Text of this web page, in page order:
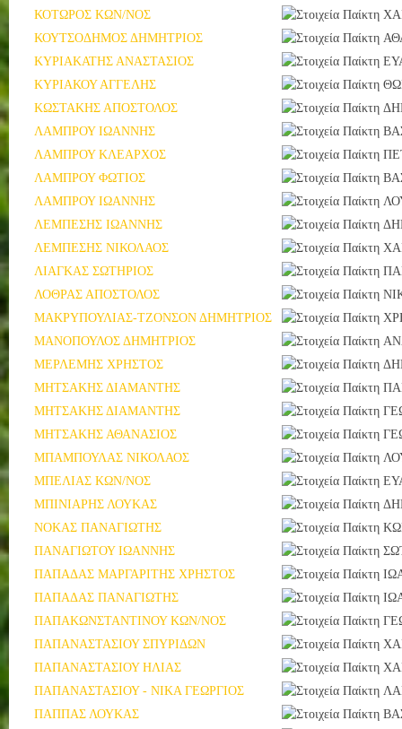
ΚΟΤΩΡΟΣ ΚΩΝ/ΝΟΣ
ΚΟΥΤΣΟΔΗΜΟΣ ΔΗΜΗΤΡΙΟΣ
ΚΥΡΙΑΚΑΤΗΣ ΑΝΑΣΤΑΣΙΟΣ
ΚΥΡΙΑΚΟΥ ΑΓΓΕΛΗΣ
ΚΩΣΤΑΚΗΣ ΑΠΟΣΤΟΛΟΣ
ΛΑΜΠΡΟΥ ΙΩΑΝΝΗΣ
ΛΑΜΠΡΟΥ ΚΛΕΑΡΧΟΣ
ΛΑΜΠΡΟΥ ΦΩΤΙΟΣ
ΛΑΜΠΡΟΥ ΙΩΑΝΝΗΣ
ΛΕΜΠΕΣΗΣ ΙΩΑΝΝΗΣ
ΛΕΜΠΕΣΗΣ ΝΙΚΟΛΑΟΣ
ΛΙΑΓΚΑΣ ΣΩΤΗΡΙΟΣ
ΛΟΘΡΑΣ ΑΠΟΣΤΟΛΟΣ
ΜΑΚΡΥΠΟΥΛΙΑΣ-ΤΖΟΝΣΟΝ ΔΗΜΗΤΡΙΟΣ
ΜΑΝΟΠΟΥΛΟΣ ΔΗΜΗΤΡΙΟΣ
ΜΕΡΛΕΜΗΣ ΧΡΗΣΤΟΣ
ΜΗΤΣΑΚΗΣ ΔΙΑΜΑΝΤΗΣ
ΜΗΤΣΑΚΗΣ ΔΙΑΜΑΝΤΗΣ
ΜΗΤΣΑΚΗΣ ΑΘΑΝΑΣΙΟΣ
ΜΠΑΜΠΟΥΛΑΣ ΝΙΚΟΛΑΟΣ
ΜΠΕΛΙΑΣ ΚΩΝ/ΝΟΣ
ΜΠΙΝΙΑΡΗΣ ΛΟΥΚΑΣ
ΝΟΚΑΣ ΠΑΝΑΓΙΩΤΗΣ
ΠΑΝΑΓΙΩΤΟΥ ΙΩΑΝΝΗΣ
ΠΑΠΑΔΑΣ ΜΑΡΓΑΡΙΤΗΣ ΧΡΗΣΤΟΣ
ΠΑΠΑΔΑΣ ΠΑΝΑΓΙΩΤΗΣ
ΠΑΠΑΚΩΝΣΤΑΝΤΙΝΟΥ ΚΩΝ/ΝΟΣ
ΠΑΠΑΝΑΣΤΑΣΙΟΥ ΣΠΥΡΙΔΩΝ
ΠΑΠΑΝΑΣΤΑΣΙΟΥ ΗΛΙΑΣ
ΠΑΠΑΝΑΣΤΑΣΙΟΥ - ΝΙΚΑ ΓΕΩΡΓΙΟΣ
ΠΑΠΠΑΣ ΛΟΥΚΑΣ